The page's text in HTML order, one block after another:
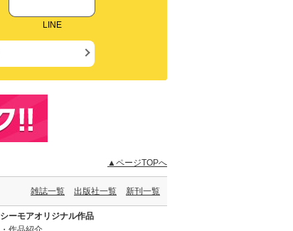
LINE
▲ページTOPへ
雑誌一覧 出版社一覧 新刊一覧
シーモアオリジナル作品